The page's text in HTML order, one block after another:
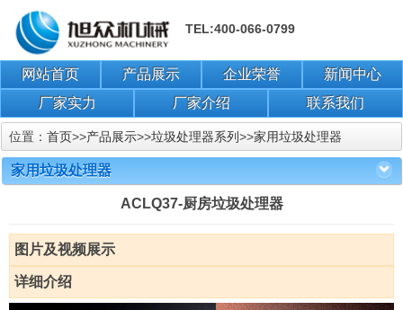
TEL:400-066-0799
网站首页 产品展示 企业荣誉
新闻中心
厂家实力
厂家介绍 联系我们
位置： 首页>>产品展示>>垃圾处理器系列>>家用垃圾处理器
家用垃圾处理器
ACLQ37-厨房垃圾处理器
图片及视频展示
详细介绍